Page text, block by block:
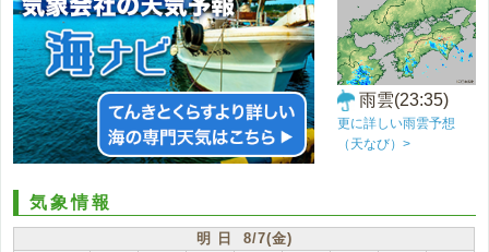
雨雲(23:35)
更に詳しい雨雲予想
（天なび）>
気象情報
明 日 8/7(金)